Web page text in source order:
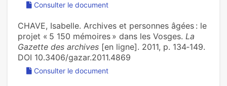
Consulter le document
CHAVE, Isabelle. Archives et personnes âgées : le
projet « 5 150 mémoires » dans les Vosges. La
Gazette des archives [en ligne]. 2011, p. 134‑149.
DOI 10.3406/gazar.2011.4869
Consulter le document